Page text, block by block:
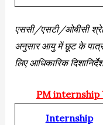
एससी/एसटी/ओबीसी
अनुसार आयु में छूट के
लिए आधिकारिक
PM internship
Internship